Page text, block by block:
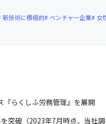
新技術に積極的 ベンチャー企業 女
らくしふ労務管理』を展開
破（2023年7月時点、当社調